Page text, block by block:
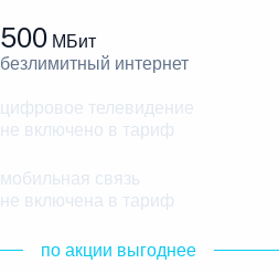
500 МБит
безлимитный интернет
цифровое телевидение
не включено в тариф
мобильная связь
не включена в тариф
по акции выгоднее